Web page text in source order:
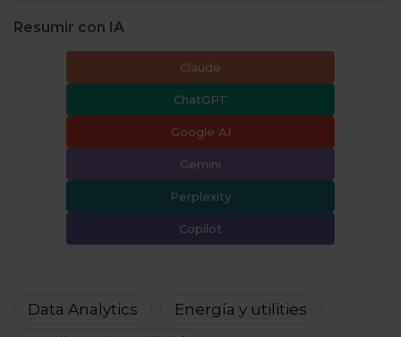
Resumir con IA
Claude
ChatGPT
Google AI
Gemini
Perplexity
Copilot
Data Analytics
Energía y utilities